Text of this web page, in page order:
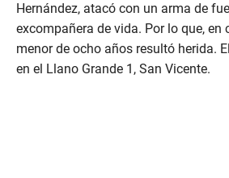
Hernández, atacó con un arma de
excompañera de vida. Por lo que, en
menor de ocho años resultó herida.
en el Llano Grande 1, San Vicente.